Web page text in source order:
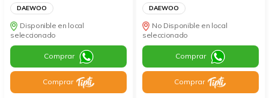
DAEWOO
Disponible en local
seleccionado
Comprar
Comprar
DAEWOO
No Disponible en local
seleccionado
Comprar
Comprar